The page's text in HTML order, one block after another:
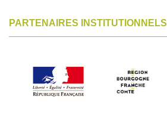
PARTENAIRES INSTITUTIONNELS